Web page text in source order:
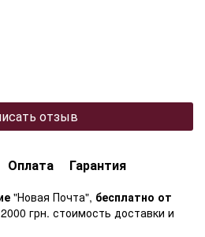
отзыв
Оплата Гарантия
"Новая Почта", бесплатно от
грн. стоимость доставки и